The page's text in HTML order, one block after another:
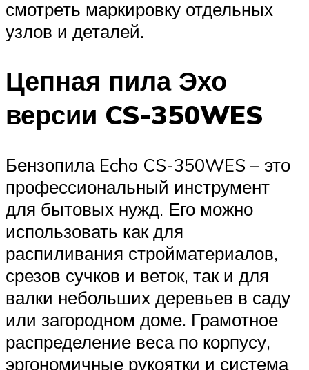
смотреть маркировку отдельных
узлов и деталей.
Цепная пила Эхо
версии CS-350WES
Бензопила Echo CS-350WES – это
профессиональный инструмент
для бытовых нужд. Его можно
использовать как для
распиливания стройматериалов,
срезов сучков и веток, так и для
валки небольших деревьев в саду
или загородном доме. Грамотное
распределение веса по корпусу,
эргономичные рукоятки и система